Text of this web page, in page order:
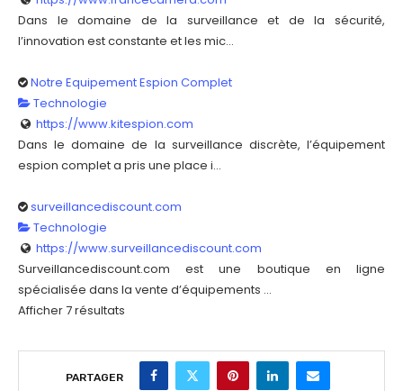
Dans le domaine de la surveillance et de la sécurité,
l’innovation est constante et les mic...
Notre Equipement Espion Complet
Technologie
https://www.kitespion.com
Dans le domaine de la surveillance discrète, l’équipement
espion complet a pris une place i...
surveillancediscount.com
Technologie
https://www.surveillancediscount.com
Surveillancediscount.com est une boutique en ligne
spécialisée dans la vente d’équipements ...
Afficher 7 résultats
PARTAGER